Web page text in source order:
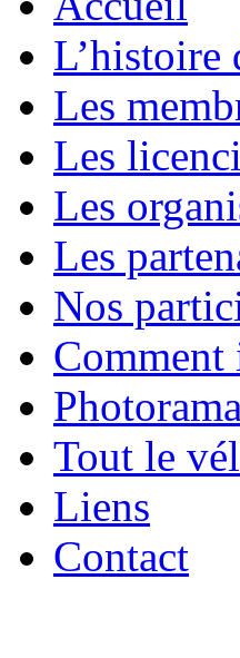
L’histoire
Les
Les
Les
Les
Nos
Photorama
Tout le
Liens
Contact